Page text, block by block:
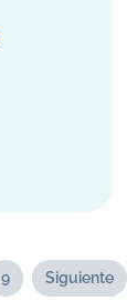
9 Siguiente